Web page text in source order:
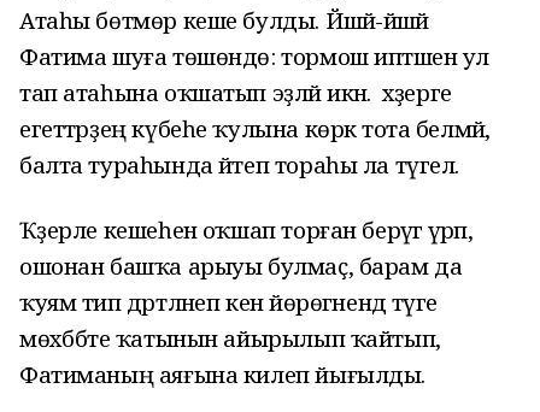
Атаһы бөтмөр кеше булды. Йәшәй-йәшәй
Фатима шуға төшөндө: тормош иптәшен ул
тап атаһына оҡшатып эҙләй икән. ә хәҙерге
егеттәрҙең күбеһе ҡулына көрәк тота белмәй,
балта тураһында әйтеп тораһы ла түгел.
Ҡәҙерле кешеһенә оҡшап торған берәүгә әүрәп,
ошонан башҡа арыуы булмаҫ, барам да
ҡуям тип дәртләнеп кенә йөрөгәнендә тәүге
мөхәббәте ҡатынын айырылып ҡайтып,
Фатиманың аяғына килеп йығылды.